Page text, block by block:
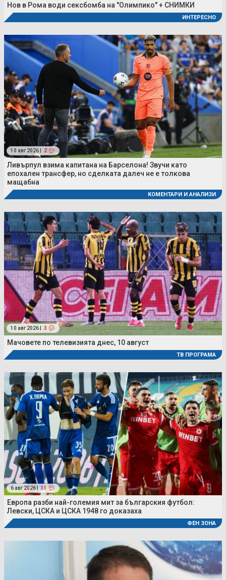
Нов в Рома води сексбомба на "Олимпико" + СНИМКИ
ИНТЕРЕСНО
10 авг 2026 | 2
Ливърпул взима капитана на Барселона! Звучи като
епохален трансфер, но сделката далеч не е толкова
мащабна
КОМЕНТАРИ И АНАЛИЗИ
10 авг 2026 | 3
Мачовете по телевизията днес, 10 август
ТВ ПРОГРАМА
6 авг 2026 | 11
Европа разби най-големия мит за българския футбол:
Левски, ЦСКА и ЦСКА 1948 го доказаха
ФЕН ЗОНА